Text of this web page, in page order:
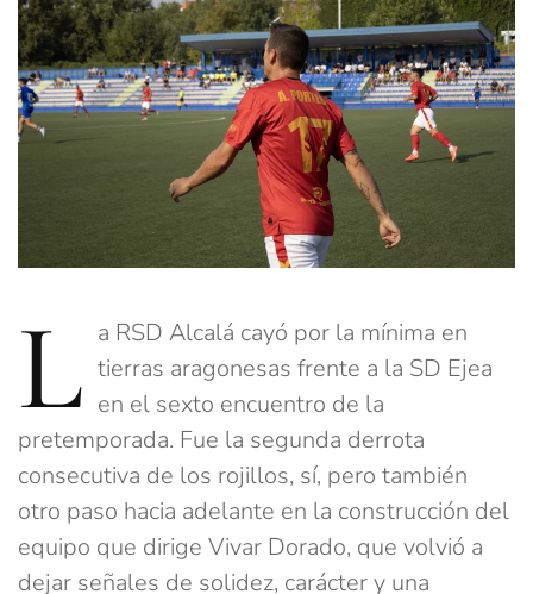
L a RSD Alcalá cayó por la mínima en
tierras aragonesas frente a la SD Ejea
en el sexto encuentro de la
pretemporada. Fue la segunda derrota
consecutiva de los rojillos, sí, pero también
otro paso hacia adelante en la construcción del
equipo que dirige Vivar Dorado, que volvió a
dejar señales de solidez, carácter y una